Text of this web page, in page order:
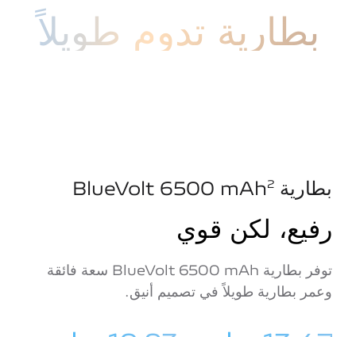
بطارية تدوم طويلاً
بطارية BlueVolt 6500‎ mAh 2
رفيع، لكن قوي
توفر بطارية BlueVolt 6500‎ mAh سعة فائقة
وعمر بطارية طويلاً في تصميم أنيق.